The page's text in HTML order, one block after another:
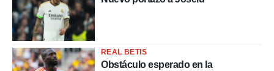
REAL BETIS
Obstáculo esperado en la